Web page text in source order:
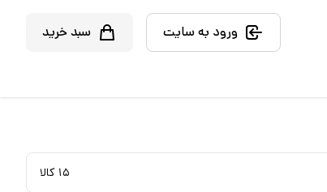
ورود به سایت سبد خرید
۱۵ کالا